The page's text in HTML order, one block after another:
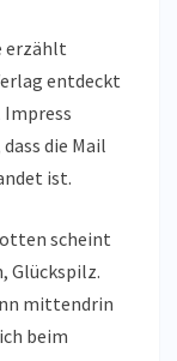
erzählt
entdeckt
die Mail
ist.
scheint
Glückspilz.
mittendrin
beim